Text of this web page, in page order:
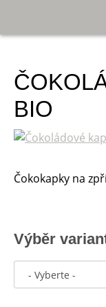
BIO
Čokokapky na
Výběr